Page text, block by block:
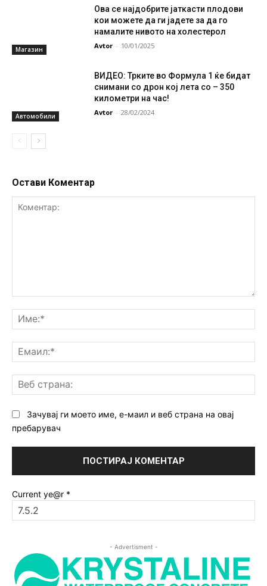
Магазин
Ова се најдобрите јаткасти плодови
кои можете да ги јадете за да го
намалите нивото на холестерол
Avtor - 10/01/2025
Автомобили
ВИДЕО: Трките во Формула 1 ќе бидат
снимани со дрон кој лета со – 350
километри на час!
Avtor - 28/02/2024
Остави Коментар
Зачувај ги моето име, е-маил и веб страна на овај
пребарувач
Current ye@r *
- Advertisment -